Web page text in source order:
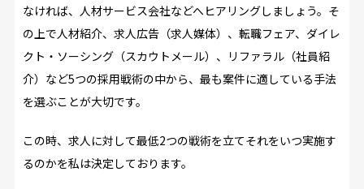
なければ、人材サービス会社などへヒアリングしましょう。そ
の上で人材紹介、求人広告（求人媒体）、転職フェア、ダイレ
クト・ソーシング（スカウトメール）、リファラル（社員紹
介）など5つの採用戦術の中から、最も案件に適している手法
を選ぶことが大切です。
この時、求人に対して最低2つの戦術を立てそれをいつ実施す
るのかを私は決定しております。